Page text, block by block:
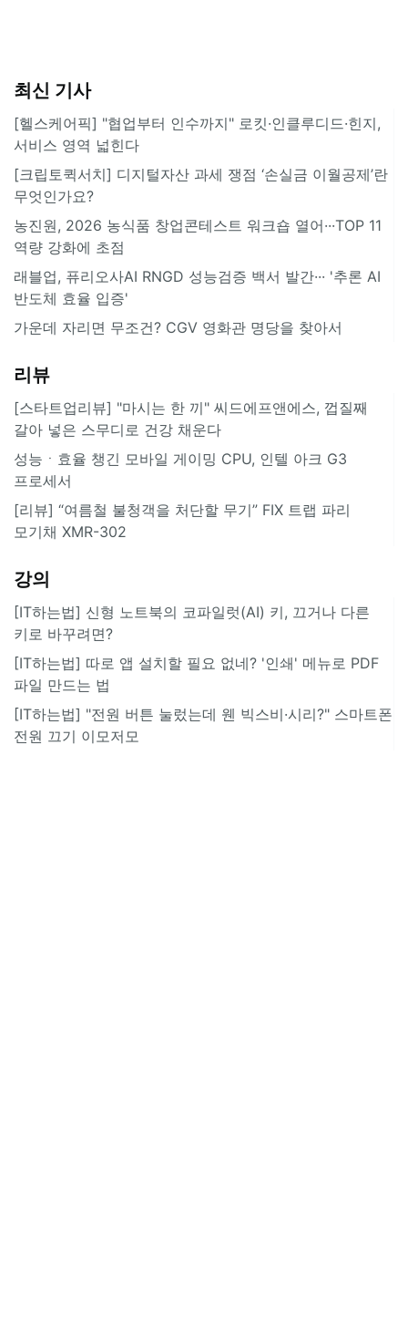
최신 기사
[헬스케어픽] "협업부터 인수까지" 로킷·인클루디드·힌지,
서비스 영역 넓힌다
[크립토퀵서치] 디지털자산 과세 쟁점 ‘손실금 이월공제’란
무엇인가요?
농진원, 2026 농식품 창업콘테스트 워크숍 열어···TOP 11
역량 강화에 초점
래블업, 퓨리오사AI RNGD 성능검증 백서 발간··· '추론 AI
반도체 효율 입증'
가운데 자리면 무조건? CGV 영화관 명당을 찾아서
리뷰
[스타트업리뷰] "마시는 한 끼" 씨드에프앤에스, 껍질째
갈아 넣은 스무디로 건강 채운다
성능ㆍ효율 챙긴 모바일 게이밍 CPU, 인텔 아크 G3
프로세서
[리뷰] “여름철 불청객을 처단할 무기” FIX 트랩 파리
모기채 XMR-302
강의
[IT하는법] 신형 노트북의 코파일럿(AI) 키, 끄거나 다른
키로 바꾸려면?
[IT하는법] 따로 앱 설치할 필요 없네? '인쇄' 메뉴로 PDF
파일 만드는 법
[IT하는법] "전원 버튼 눌렀는데 웬 빅스비·시리?" 스마트폰
전원 끄기 이모저모